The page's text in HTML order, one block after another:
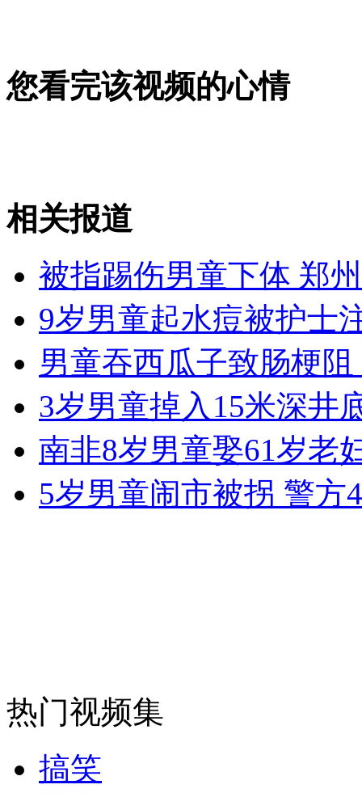
金正恩视察朝鲜人民军第1973部队
山西运城恶犬咬伤多人 警民合力深夜将其击毙
女孩北京地铁殴打老人 痛下狠手拳打脚踢
无痛分娩是否安全 医生回应
外交部：反对强权政治霸凌主义
走！跟着总书记去植树
消防员救轻生者
您看完该视频的心情
相关报道
被指踢伤男童下体 郑
9岁男童起水痘被护士
男童吞西瓜子致肠梗
3岁男童掉入15米深井
南非8岁男童娶61岁老
5岁男童闹市被拐 警方
热门视频集
搞笑